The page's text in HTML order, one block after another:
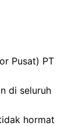
Pusat) PT
di seluruh
hormat